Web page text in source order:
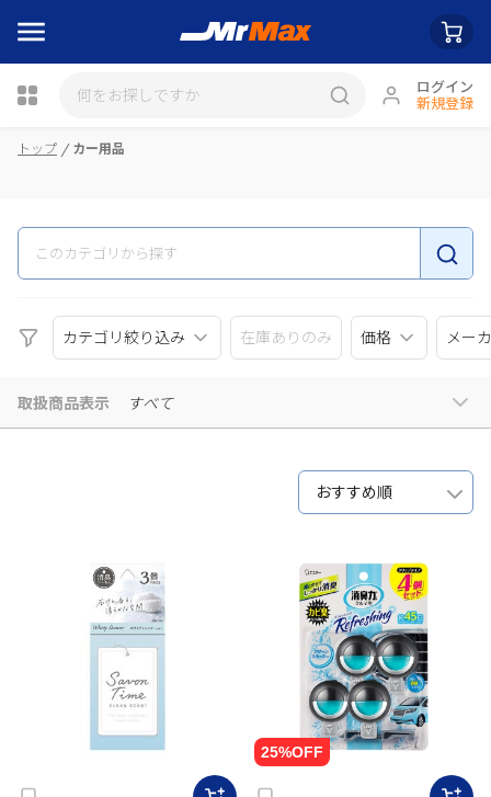
ログイン
新規登録
瓶詰
トップ カー用品
カテゴリ絞り込み 在庫ありのみ 価格 メー
取扱商品表示 すべて
おすすめ順